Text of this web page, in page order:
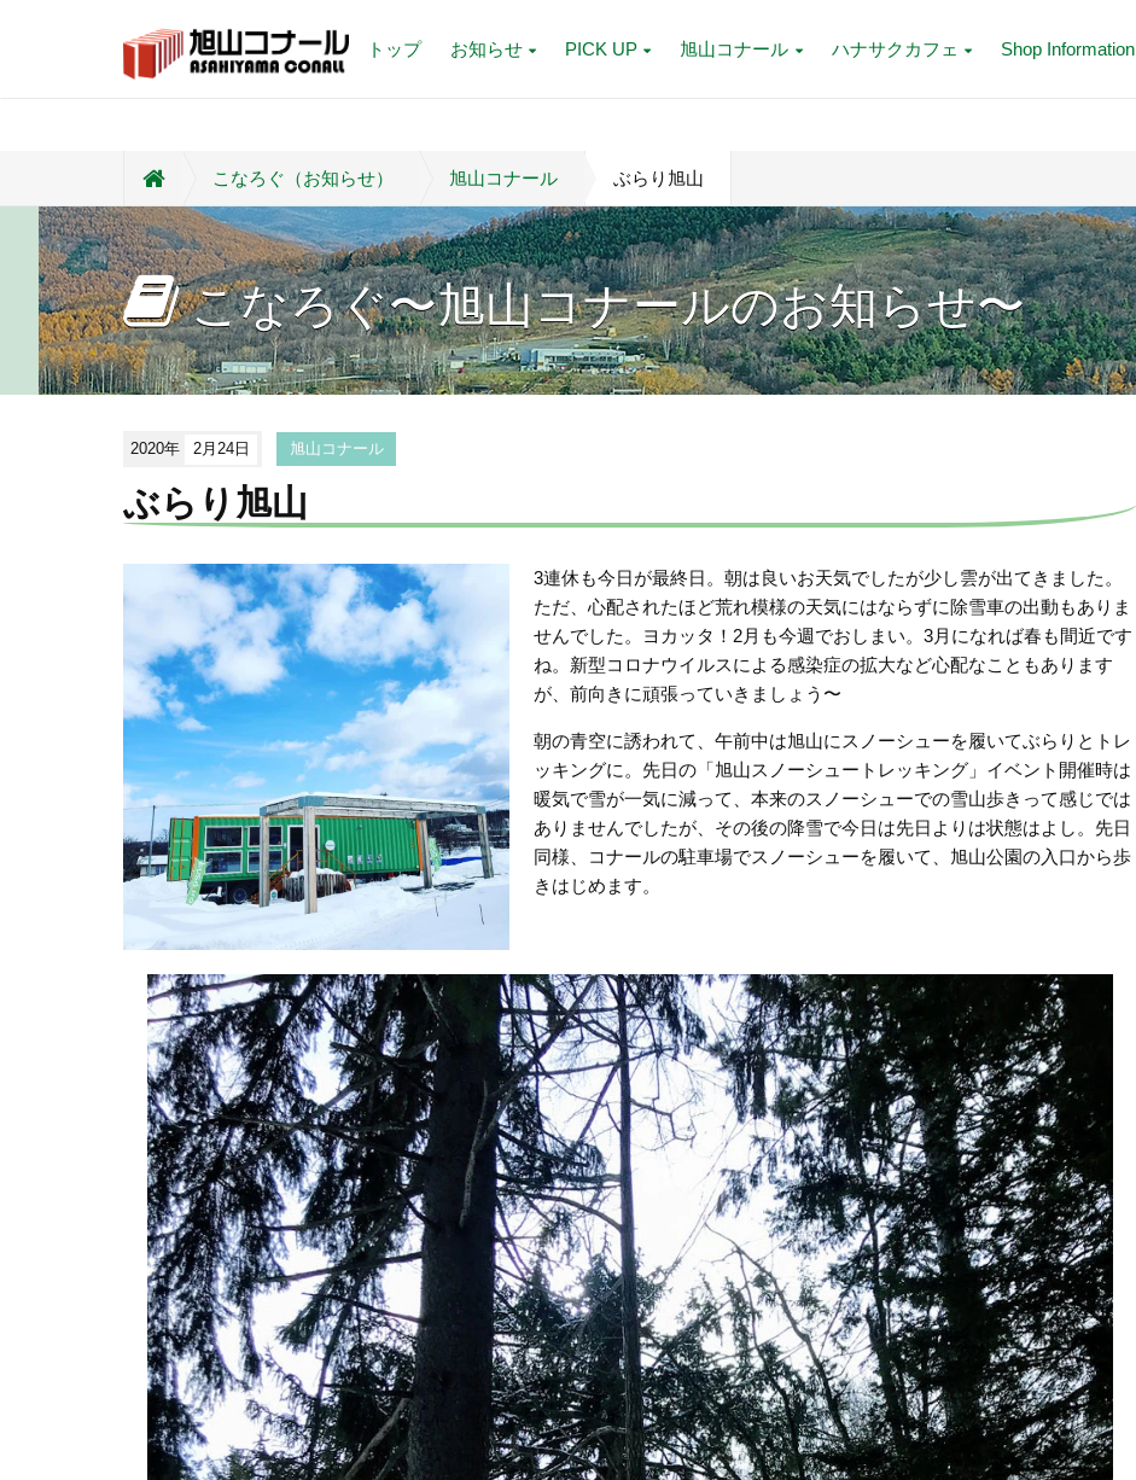
トップ お知らせ PICK UP 旭山コナール ハナサクカフェ Shop Information
こなろぐ（お知らせ） 旭山コナール ぶらり旭山
こなろぐ〜旭山コナールのお知らせ〜
2020年 2月24日 旭山コナール
ぶらり旭山
3連休も今日が最終日。朝は良いお天気でしたが少し雲が出てきました。
ただ、心配されたほど荒れ模様の天気にはならずに除雪車の出動もありま
せんでした。ヨカッタ！2月も今週でおしまい。3月になれば春も間近です
ね。新型コロナウイルスによる感染症の拡大など心配なこともあります
が、前向きに頑張っていきましょう〜
朝の青空に誘われて、午前中は旭山にスノーシューを履いてぶらりとトレ
ッキングに。先日の「旭山スノーシュートレッキング」イベント開催時は
暖気で雪が一気に減って、本来のスノーシューでの雪山歩きって感じでは
ありませんでしたが、その後の降雪で今日は先日よりは状態はよし。先日
同様、コナールの駐車場でスノーシューを履いて、旭山公園の入口から歩
きはじめます。